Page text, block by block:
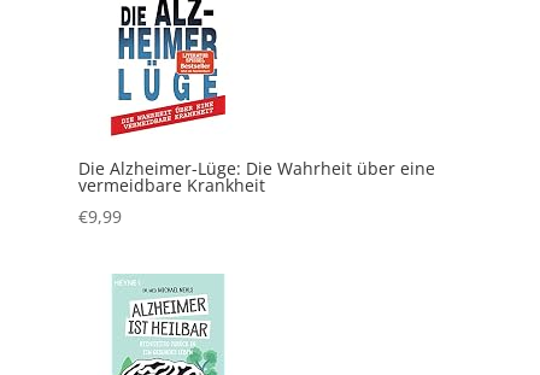
Die Alzheimer-Lüge: Die Wahrheit über eine
vermeidbare Krankheit
€9,99